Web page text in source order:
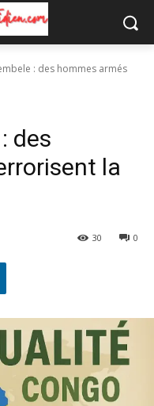
: des hommes armés
des
la
0
30